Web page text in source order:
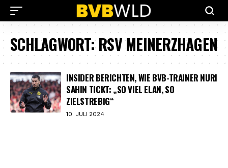
SCHLAGWORT:RSV MEINERZHAGEN
INSIDER BERICHTEN, WIE BVB-TRAINER NURI
SAHIN TICKT: „SO VIEL ELAN, SO
ZIELSTREBIG“
10. JULI 2024